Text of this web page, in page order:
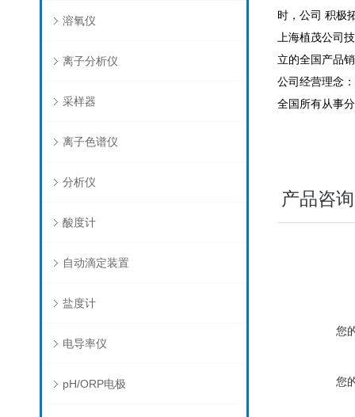
溶氧仪
离子分析仪
采样器
离子色谱仪
分析仪
酸度计
自动滴定装置
盐度计
电导率仪
pH/ORP电极
时，公司 积极
上海植茂公司
立的全国产品
公司经营理念
全国所有从事
产品咨询
您
您